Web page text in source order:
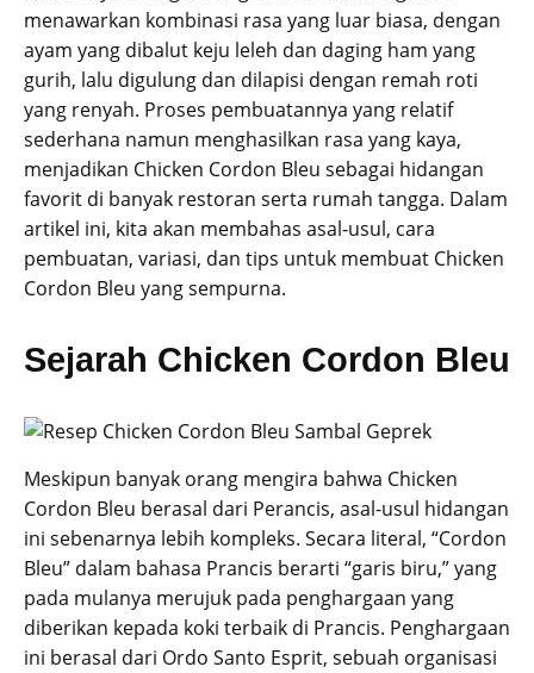
menawarkan kombinasi rasa yang luar biasa, dengan
ayam yang dibalut keju leleh dan daging ham yang
gurih, lalu digulung dan dilapisi dengan remah roti
yang renyah. Proses pembuatannya yang relatif
sederhana namun menghasilkan rasa yang kaya,
menjadikan Chicken Cordon Bleu sebagai hidangan
favorit di banyak restoran serta rumah tangga. Dalam
artikel ini, kita akan membahas asal-usul, cara
pembuatan, variasi, dan tips untuk membuat Chicken
Cordon Bleu yang sempurna.
Sejarah Chicken Cordon Bleu
Meskipun banyak orang mengira bahwa Chicken
Cordon Bleu berasal dari Perancis, asal-usul hidangan
ini sebenarnya lebih kompleks. Secara literal, “Cordon
Bleu” dalam bahasa Prancis berarti “garis biru,” yang
pada mulanya merujuk pada penghargaan yang
diberikan kepada koki terbaik di Prancis. Penghargaan
ini berasal dari Ordo Santo Esprit, sebuah organisasi